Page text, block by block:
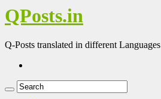
QPosts.in
Q-Posts translated in different Languages